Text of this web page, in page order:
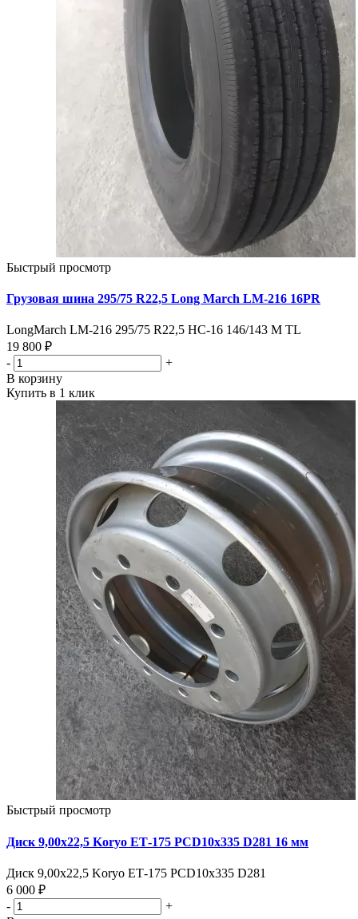
Быстрый просмотр
Грузовая шина 295/75 R22,5 Long March LM-216 16PR
LongMarch LM-216 295/75 R22,5 HC-16 146/143 M TL
19 800 ₽
-
+
В корзину
Купить в 1 клик
Быстрый просмотр
Диск 9,00х22,5 Koryo ЕТ-175 PCD10x335 D281 16 мм
Диск 9,00х22,5 Koryo ЕТ-175 PCD10x335 D281
6 000 ₽
-
+